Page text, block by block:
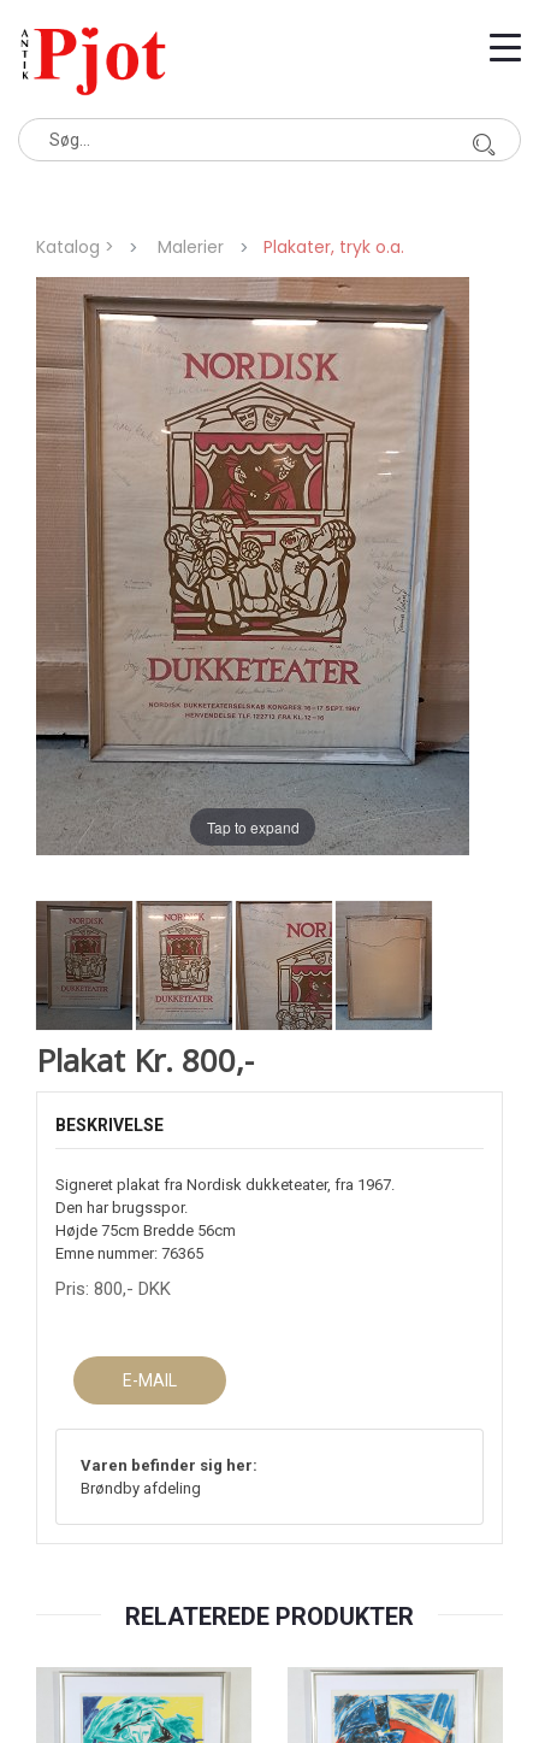
Katalog > Malerier Plakater, tryk o.a.
Tap to expand
Plakat Kr. 800,-
BESKRIVELSE
Signeret plakat fra Nordisk dukketeater, fra 1967.
Den har brugsspor.
Højde 75cm Bredde 56cm
Emne nummer: 76365
Pris: 800,- DKK
E-MAIL
Varen befinder sig her:
Brøndby afdeling
RELATEREDE PRODUKTER